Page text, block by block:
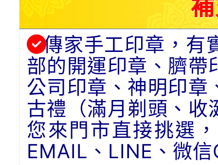
傳家手工印章，有
部的開運印章、臍帶
公司印章、神明印章
古禮（滿月剃頭、收
您來門市直接挑選
EMAIL、LINE、微